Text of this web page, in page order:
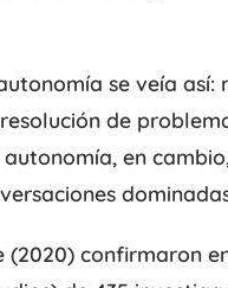
se veía
de
en
(2020) confirmaron